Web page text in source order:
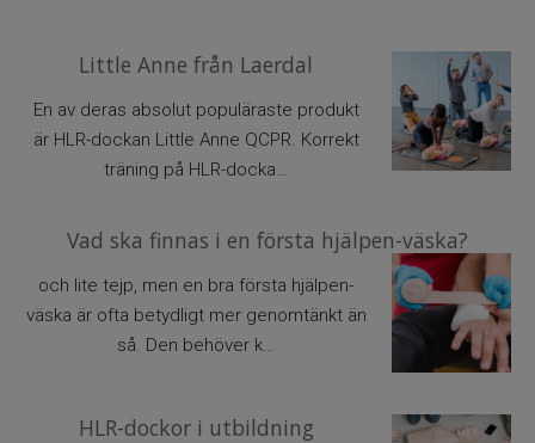
Little Anne från Laerdal
En av deras absolut populäraste produkt
är HLR-dockan Little Anne QCPR. Korrekt
träning på HLR-docka…
Vad ska finnas i en första hjälpen-väska?
och lite tejp, men en bra första hjälpen-
väska är ofta betydligt mer genomtänkt än
så. Den behöver k…
HLR-dockor i utbildning